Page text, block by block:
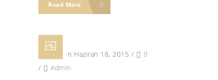
Read More
Posted on Haziran 18, 2015 /
0
/
Admin